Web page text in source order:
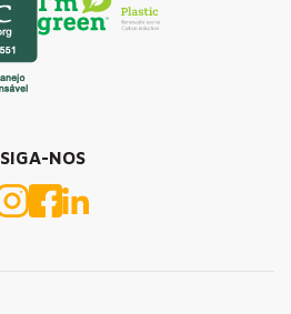
SIGA-NOS